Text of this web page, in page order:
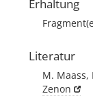
Erhaltung
Literatur
M.
Zenon